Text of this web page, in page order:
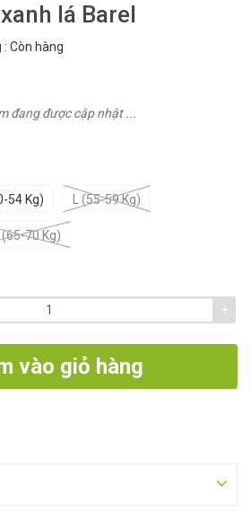
lá Barel
: Còn hàng
đang được cập nhật ...
54 Kg) L (55-59 Kg)
(65-70 Kg)
+
vào giỏ hàng